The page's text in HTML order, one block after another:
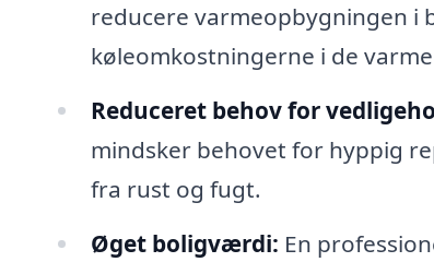
reducere varmeopbygningen i
køleomkostningerne i de
Reduceret behov for
mindsker behovet for hyppig
fra rust og fugt.
Øget boligværdi: En